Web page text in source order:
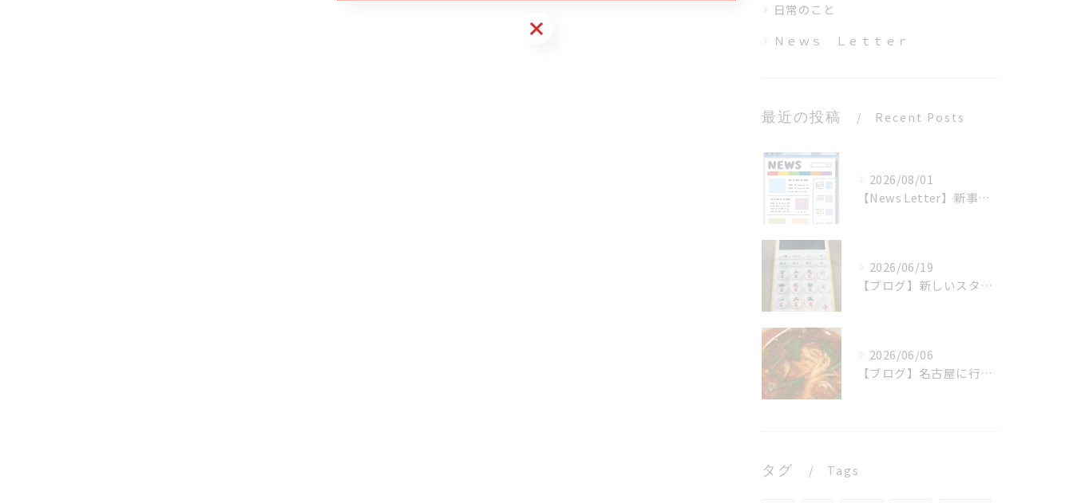
日常のこと
Ｎｅｗｓ Ｌｅｔｔｅｒ
最近の投稿 Recent Posts
2026/08/01
【News Letter】新事業進出・ものづくり補助金
2026/06/19
【ブログ】新しいスタッフを迎えました
2026/06/06
【ブログ】名古屋に行ってきました
タグ Tags
お問い合わせはこちら